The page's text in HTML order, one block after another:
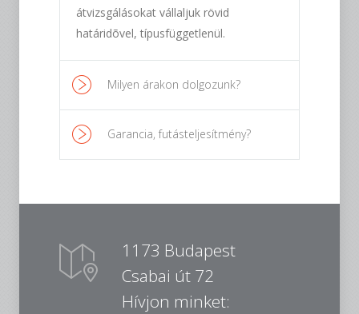
átvizsgálásokat vállaljuk rövid
határidõvel, típusfüggetlenül.
Milyen árakon dolgozunk?
Garancia, futásteljesítmény?
1173 Budapest
Csabai út 72
Hívjon minket: